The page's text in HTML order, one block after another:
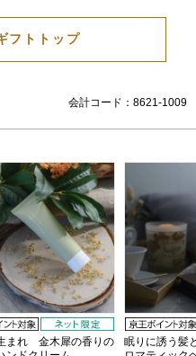
フトトップ
会計コード：8621-1009
まれ 金木犀の香りの
眠りに誘う髪